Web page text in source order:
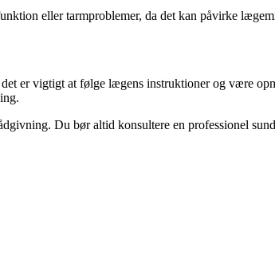
eller tarmproblemer, da det kan påvirke
er vigtigt at følge lægens instruktioner og være
Du bør altid konsultere en professionel